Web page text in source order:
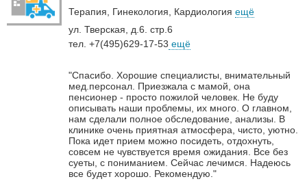
Терапия Гинекология Кардиология ещё
ул. Тверская, д.6. стр.6
тел. +7(495)629-17-53 ещё
"Спасибо. Хорошие специалисты, внимательный
мед.персонал. Приезжала с мамой, она
пенсионер - просто пожилой человек. Не буду
описывать наши проблемы, их много. О главном,
нам сделали полное обследование, анализы. В
клинике очень приятная атмосфера, чисто, уютно.
Пока идет прием можно посидеть, отдохнуть,
совсем не чувствуется время ожидания. Все без
суеты, с пониманием. Сейчас лечимся. Надеюсь
все будет хорошо. Рекомендую."